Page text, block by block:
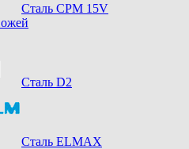
Сталь CPM 15V
Сталь D2
Сталь ELMAX